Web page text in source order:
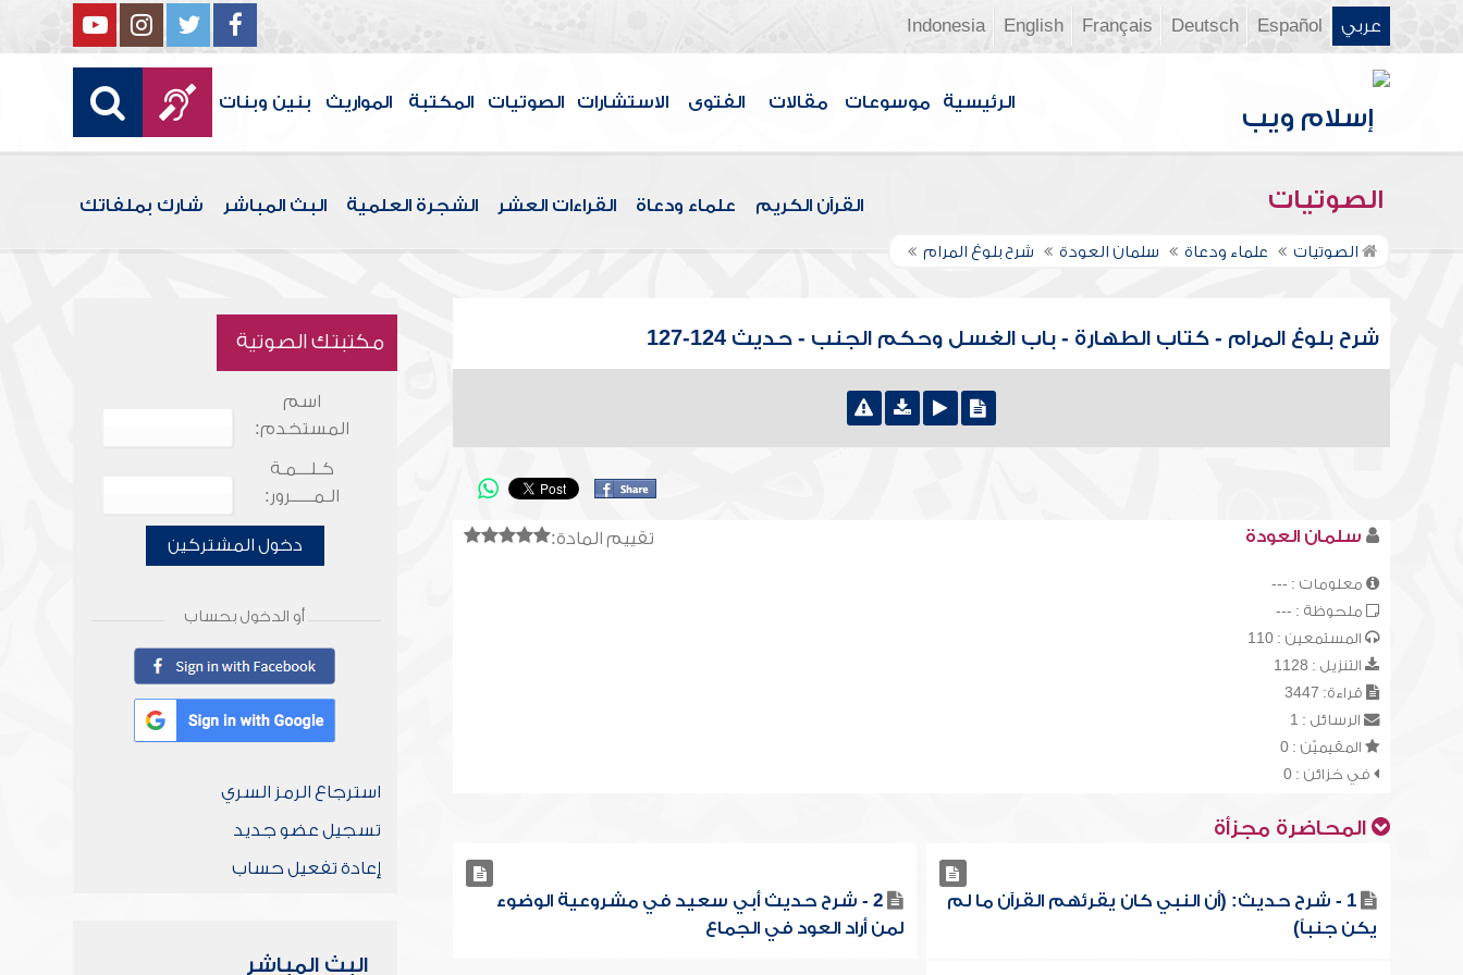
عربي Español
Deutsch
Français
English
Indonesia
الرئيسية موسوعات مقالات الفتوى الاستشارات الصوتيات المكتبة المواريث بنين وبنات
الصوتيات القرآن الكريم علماء ودعاة القراءات العشر الشجرة العلمية البث المباشر شارك بملفاتك
الصوتيات علماء ودعاة سلمان العودة شرح بلوغ المرام
شرح بلوغ المرام - كتاب الطهارة - باب الغسل وحكم الجنب - حديث 124-127
تقييم المادة: سلمان العودة
معلومات : ---
ملحوظة : ---
المستمعين : 110
التنزيل : 1128
قراءة: 3447
الرسائل : 1
المقيميّن : 0
في خزائن : 0
المحاضرة مجزأة
1 - شرح حديث: (أن النبي كان يقرئهم القرآن ما لم
يكن جنباً)
2 - شرح حديث أبي سعيد في مشروعية الوضوء
لمن أراد العود في الجماع
مكتبتك الصوتية
اسم
المستخدم:
كـلـــمـة
الـمـــــرور:
دخول المشتركين
أو الدخول بحساب
استرجاع الرمز السري
تسجيل عضو جديد
إعادة تفعيل حساب
البث المباشر